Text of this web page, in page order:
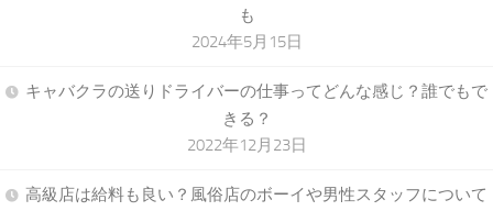
も
2024年5月15日
キャバクラの送りドライバーの仕事ってどんな感じ？誰でもで
きる？
2022年12月23日
高級店は給料も良い？風俗店のボーイや男性スタッフについて